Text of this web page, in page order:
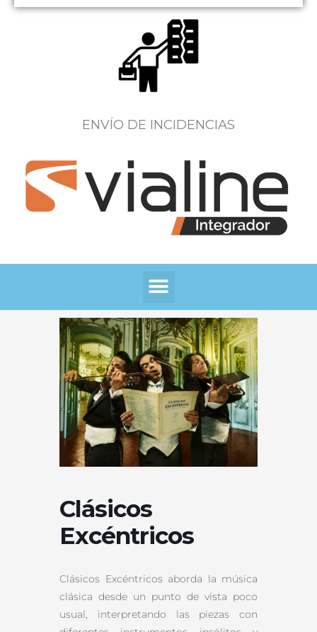
ENVÍO DE INCIDENCIAS
Menú
Clásicos
Excéntricos
Clásicos Excéntricos aborda la música
clásica desde un punto de vista poco
usual, interpretando las piezas con